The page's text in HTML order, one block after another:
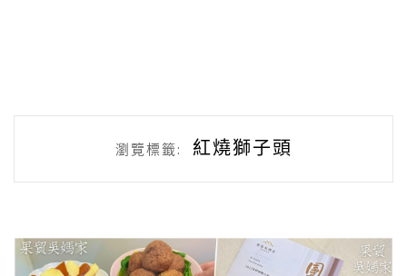
瀏覽標籤: 紅燒獅子頭